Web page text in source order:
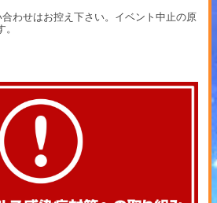
わせはお控え下さい。イベント中止の原